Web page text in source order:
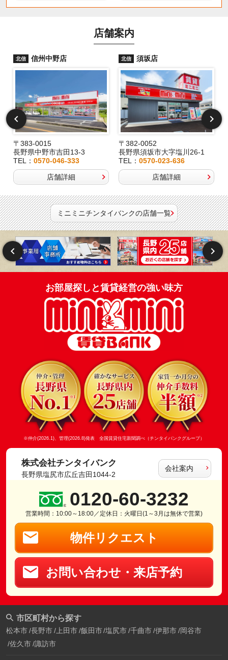
店舗案内
北信 信州中野店
〒383-0015
長野県中野市吉田13-3
TEL： 0570-046-333
店舗詳細
北信 須坂店
〒382-0052
長野県須坂市大字塩川26-1
TEL：0570-023-636
店舗詳細
ミニミニチンタイバンクの店舗一覧
お部屋探しと賃貸経営の強い味方
※仲介(2026.1)、管理(2026.8)発表 全国賃貸住宅新聞調べ（チンタイバンクグループ）
株式会社チンタイバンク
長野県塩尻市広丘吉田1044-2
会社案内
0120-60-3232
営業時間：10:00～18:00／定休日：火曜日(1～3月は無休で営業)
物件リクエスト
お問い合わせ・来店予約
市区町村から探す
松本市 長野市 上田市 飯田市 塩尻市 千曲市 伊那市 岡谷市
佐久市 諏訪市